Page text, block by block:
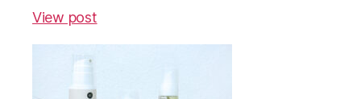
View post